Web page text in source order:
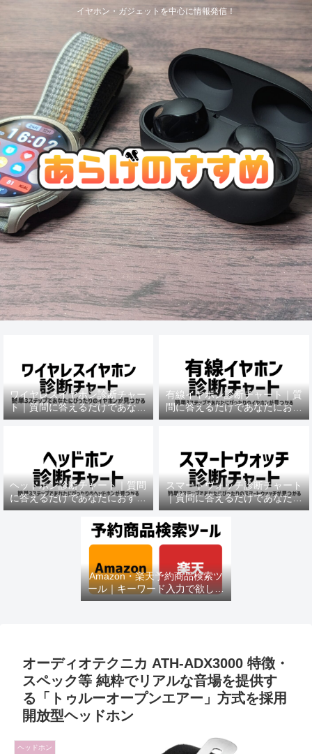
イヤホン・ガジェットを中心に情報発信！
ワイヤレスイヤホン診断チャー
ト｜質問に答えるだけであなた
におすすめの機種がわかる
有線イヤホン診断チャート｜質
問に答えるだけであなたにおす
すめの機種がわかる
ヘッドホン診断チャート｜質問
に答えるだけであなたにおすす
めの機種がわかる
スマートウォッチ診断チャート
｜質問に答えるだけであなたに
おすすめの機種がわかる
Amazon・楽天予約商品検索ツ
ール｜キーワード入力で欲しい
商品を即チェック
オーディオテクニカ ATH-ADX3000 特徴・
スペック等 純粋でリアルな音場を提供す
る「トゥルーオープンエアー」方式を採用
開放型ヘッドホン
ヘッドホン